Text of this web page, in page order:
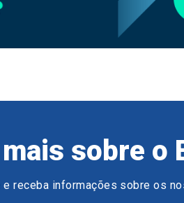
sobre o
e receba informações sobre os